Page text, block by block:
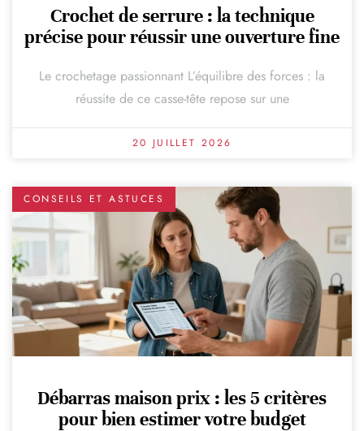
Crochet de serrure : la technique
précise pour réussir une ouverture fine
Le crochetage passionnant L’équilibre des forces : la
réussite de ce casse-tête repose sur une
20 JUILLET 2026
CONSEILS ET ASTUCES
Débarras maison prix : les 5 critères
pour bien estimer votre budget